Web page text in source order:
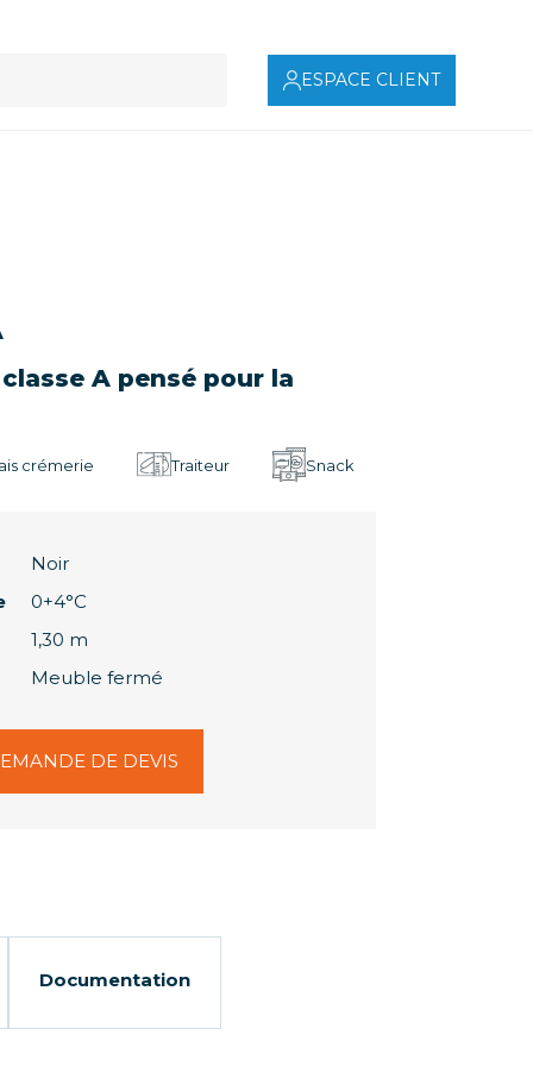
ESPACE CLIENT
A pensé pour la
crémerie Traiteur Snack
Noir
0+4°C
1,30 m
Meuble fermé
DE DEVIS
Documentation